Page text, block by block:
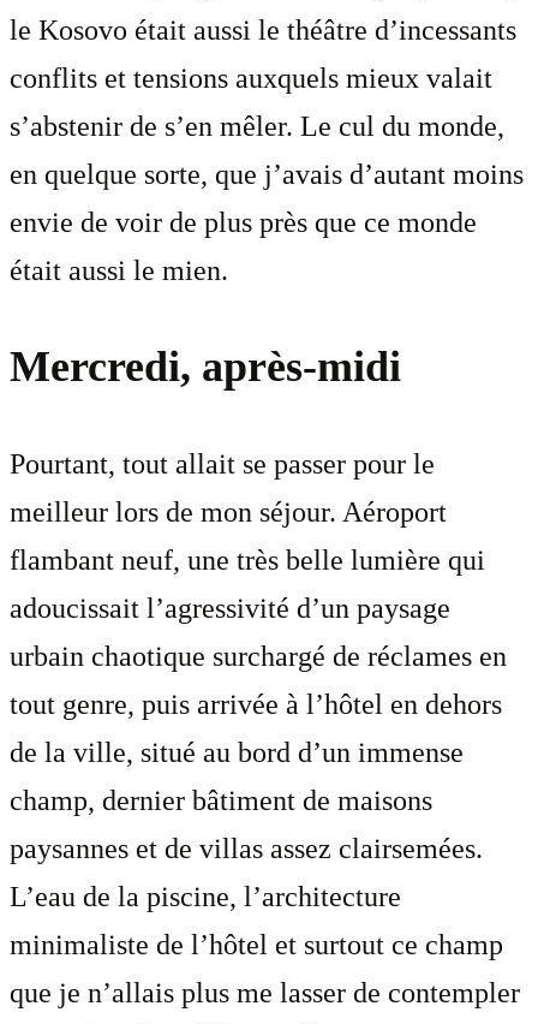
le Kosovo était aussi le théâtre d’incessants
conflits et tensions auxquels mieux valait
s’abstenir de s’en mêler. Le cul du monde,
en quelque sorte, que j’avais d’autant moins
envie de voir de plus près que ce monde
était aussi le mien.
Mercredi, après-midi
Pourtant, tout allait se passer pour le
meilleur lors de mon séjour. Aéroport
flambant neuf, une très belle lumière qui
adoucissait l’agressivité d’un paysage
urbain chaotique surchargé de réclames en
tout genre, puis arrivée à l’hôtel en dehors
de la ville, situé au bord d’un immense
champ, dernier bâtiment de maisons
paysannes et de villas assez clairsemées.
L’eau de la piscine, l’architecture
minimaliste de l’hôtel et surtout ce champ
que je n’allais plus me lasser de contempler